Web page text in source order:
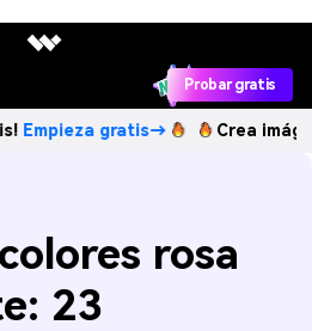
Probar gratis
gratis→ Crea imágenes IA
rosa
23